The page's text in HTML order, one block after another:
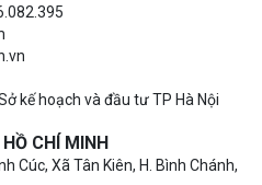
kế hoạch và đầu tư TP Hà Nội
CHÍ MINH
Cúc, Xã Tân Kiên, H. Bình Chánh,